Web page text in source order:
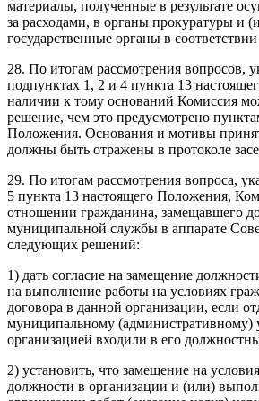
материалы, полученные в результате
за расходами, в органы прокуратуры и
государственные органы в
28. По итогам рассмотрения вопросов,
подпунктах 1, 2 и 4 пункта 13
наличии к тому оснований Комиссия
решение, чем это предусмотрено
Положения. Основания и мотивы
должны быть отражены в протоколе
29. По итогам рассмотрения вопроса,
5 пункта 13 настоящего Положения,
отношении гражданина, замещавшего
муниципальной службы в аппарате
следующих решений:
1) дать согласие на замещение
на выполнение работы на условиях
договора в данной организации, если
муниципальному (административному)
организацией входили в его
2) установить, что замещение на
должности в организации и (или)